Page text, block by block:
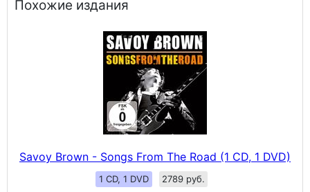
Похожие издания
Savoy Brown - Songs From The Road (1 CD, 1 DVD)
1 CD, 1 DVD 2789 руб.